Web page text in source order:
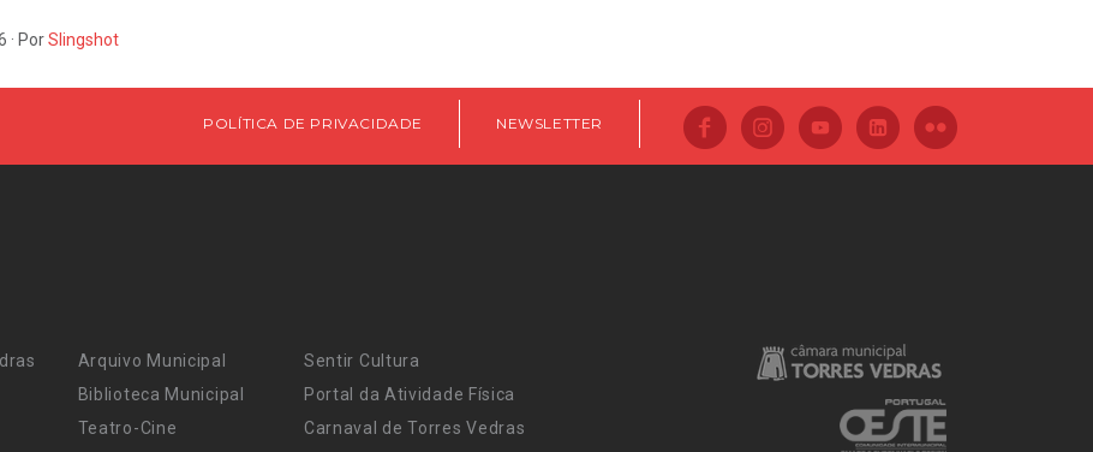
· PorSlingshot
POLÍTICA DE PRIVACIDADE NEWSLETTER
Arquivo Municipal
Biblioteca Municipal
Teatro-Cine
Sentir Cultura
Portal da Atividade Física
Carnaval de Torres Vedras